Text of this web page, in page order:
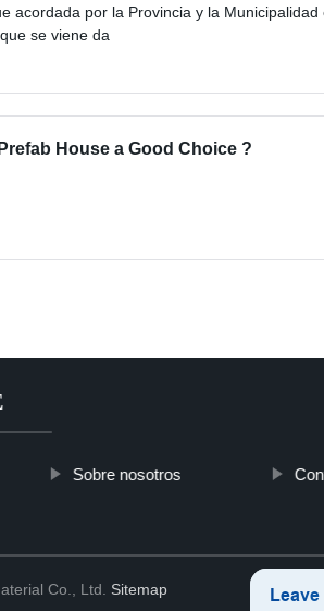
acordada por la Provincia y la
se viene da
House a Good Choice ?
Sobre nosotros
Co., Ltd. Sitemap